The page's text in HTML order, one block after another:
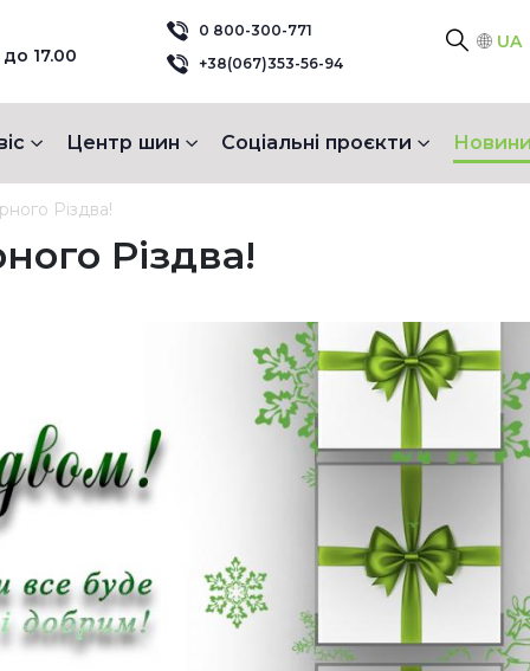
17.00
0 800-300-771
+38(067)353-56-94
UA
Центр шин Соціальні проєкти
Різдва!
Різдва!